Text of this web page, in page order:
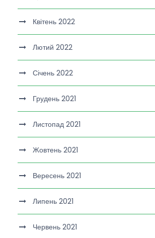
Квітень 2022
Лютий 2022
Січень 2022
Грудень 2021
Листопад 2021
Жовтень 2021
Вересень 2021
Липень 2021
Червень 2021